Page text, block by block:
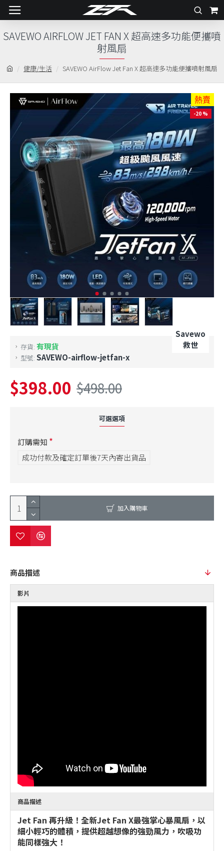
健康/生活 SAVEWO AirFlow Jet Fan X 超高速多功能便攜噴射風扇
SAVEWO AIRFLOW JET FAN X 超高速多功能便攜噴
射風扇
熱賣
-20 %
存貨: 有現貨
型號: SAVEWO-airflow-jetfan-x
Savewo
救世
$398.00 $498.00
可選選項
訂購需知
成功付款及確定訂單後7天內寄出貨品
加入購物車
商品描述
影片
商品描述
Jet Fan 再升級！全新Jet Fan X最強掌心暴風扇，以
細小輕巧的體積，提供超越想像的強勁風力，吹吸功
能同樣強大！